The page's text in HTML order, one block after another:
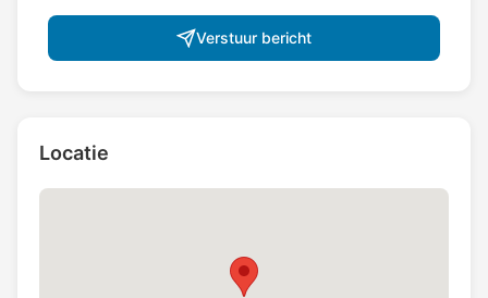
Verstuur bericht
Locatie